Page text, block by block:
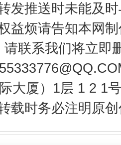
发推送时未能及
益烦请告知本网
联系我们将立即
大厦）1层 1 2 1
载时务必注明原
息